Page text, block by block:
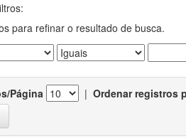
para refinar o resultado de busca.
Página | Ordenar registros